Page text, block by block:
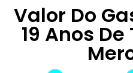
Valor Do
19 Anos